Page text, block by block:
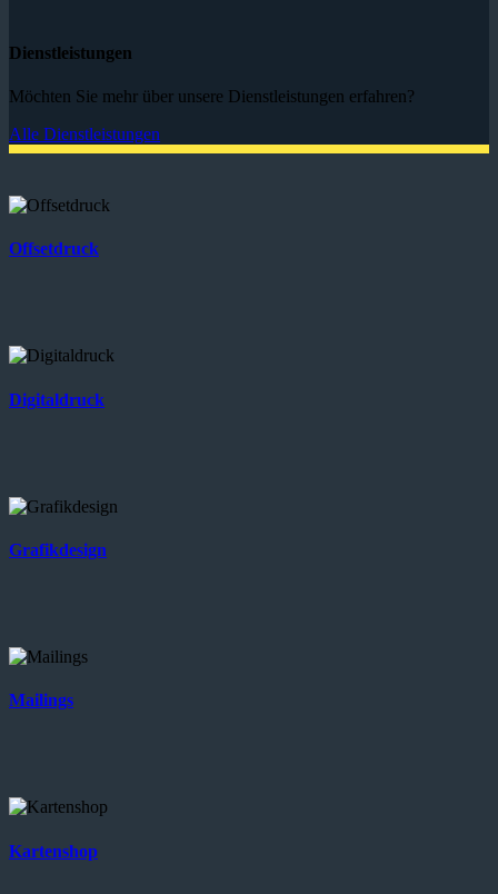
Dienstleistungen
Möchten Sie mehr über unsere Dienstleistungen erfahren?
Alle Dienstleistungen
Offsetdruck
Digitaldruck
Grafikdesign
Mailings
Kartenshop